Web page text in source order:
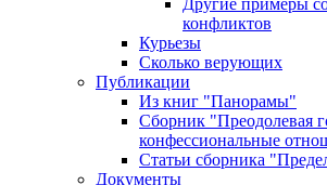
Другие примеры
конфликтов
Курьезы
Сколько верующих
Публикации
Из книг "Панорамы"
Сборник "Преодолевая
конфессиональные
Статьи сборника
Документы